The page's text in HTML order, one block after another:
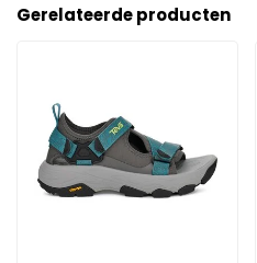
Gerelateerde producten